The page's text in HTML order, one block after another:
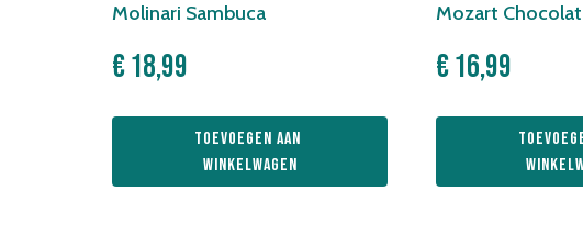
Molinari Sambuca
€18,99
Toevoegen aan
winkelwagen
Mozart
€16,99